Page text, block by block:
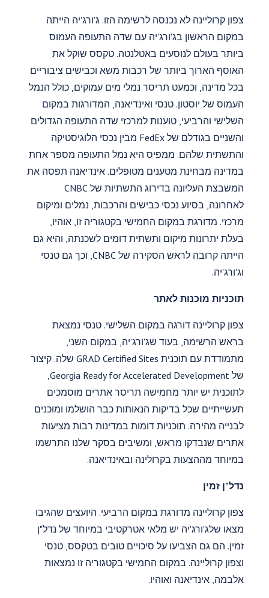
צפון קרוליינה לא נכנסה לרשימה הזו. ג'ורג'יה הייתה
במקום הראשון בג'ורג'יה עם שדה התעופה העמוס
ביותר בעולם לנוסעים באטלנטה. טקסס שוקל את
האוסף הארוך ביותר של רכבות משא וכבישים ציבוריים
בכל מדינה, וכמעט תריסר נמלי מים עמוקים, כולל הנמל
העמוס של יוסטון. טנסי ואינדיאנה, המדורגות במקום
השלישי והרביעי, טוענות למרכזי שדה התעופה הגדולים
והשניים בגודלם של FedEx מבין נכסי הלוגיסטיקה
והתשתית שלהם. ממפיס היא נמל התעופה מספר אחת
במדינה מבחינת מטענים מטופלים. אינדיאנה תפסה את
המשבצת העליונה בדירוג התשתיות של CNBC
לאחרונה, בסיוע נכסי כבישים והרכבות, נמלים ומיקום
מרכזי. מדורגת במקום החמישי בקטגוריה זו, אוהיו,
בעלת יתרונות מיקום ותשתית דומים לשכנתה, והיא גם
הייתה קרובה לראש הסקירה של CNBC, וכך גם טנסי
וג'ורג'יה.
תוכניות מוכנות לאתר
צפון קרוליינה דורגה במקום השלישי. טנסי נמצאת
בראש הרשימה, בעוד שג'ורג'יה, במקום השני,
מתמודדת עם תוכנית GRAD Certified Sites שלה. קיצור
לתוכנית יש יותר מחמישה תריסר אתרים מוסמכים
תעשייתיים שכל בדיקות הנאותות כבר הושלמו ומוכנים
לבנייה מהירה. תוכניות דומות במדינות רבות מציעות
אתרים שנבדקו מראש, ומשיבים בסקר שלנו התרשמו
במיוחד מההצעות בקרולינה ובאינדיאנה.
נדל"ן זמין
צפון קרוליינה מדורגת במקום הרביעי. היועצים שהגיבו
מצאו שלג'ורג'יה יש מלאי אטרקטיבי במיוחד של נדל"ן
זמין. הם גם הצביעו על סיכויים טובים בטקסס, טנסי
וצפון קרוליינה. במקום החמישי בקטגוריה זו נמצאות
אלבמה, אינדיאנה ואוהיו.